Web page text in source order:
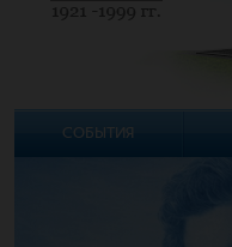
СОБЫТИЯ